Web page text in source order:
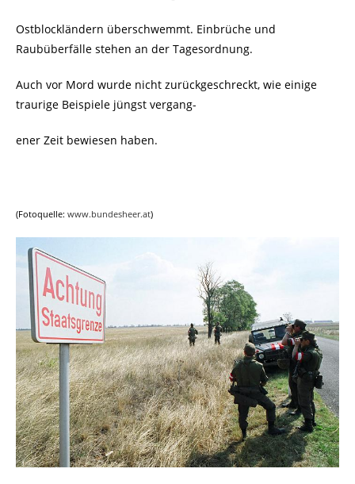
Ostblockländern überschwemmt. Einbrüche und
Raubüberfälle stehen an der Tagesordnung.
Auch vor Mord wurde nicht zurückgeschreckt, wie einige
traurige Beispiele jüngst vergang-
ener Zeit bewiesen haben.
(Fotoquelle: www.bundesheer.at)